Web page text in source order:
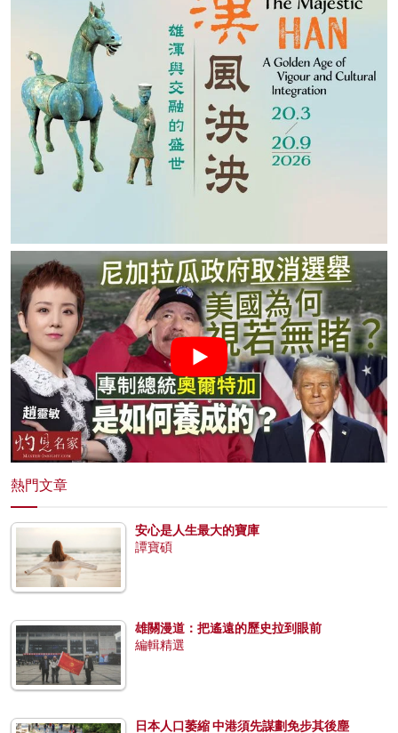
熱門文章
安心是人生最大的寶庫
譚寶碩
雄關漫道：把遙遠的歷史拉到眼前
編輯精選
日本人口萎縮 中港須先謀劃免步其後塵